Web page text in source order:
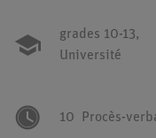
grades 10-13,
Université
10 Procès-